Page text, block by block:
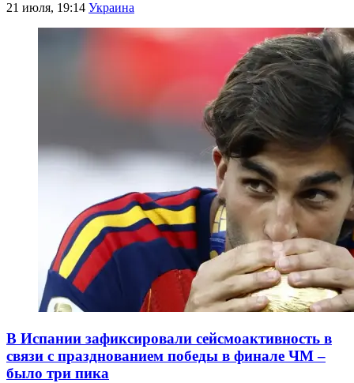
21 июля, 19:14 Украина
В Испании зафиксировали сейсмоактивность в
связи с празднованием победы в финале ЧМ –
было три пика